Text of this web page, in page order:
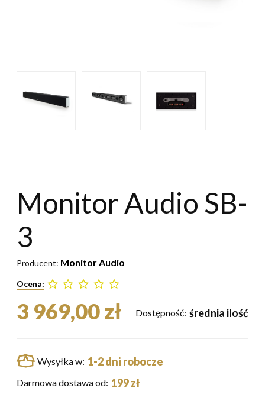
Monitor Audio SB-
3
Producent: Monitor Audio
Ocena:
3 969,00 zł Dostępność: średnia ilość
Wysyłka w: 1-2 dni robocze
Darmowa dostawa od: 199 zł